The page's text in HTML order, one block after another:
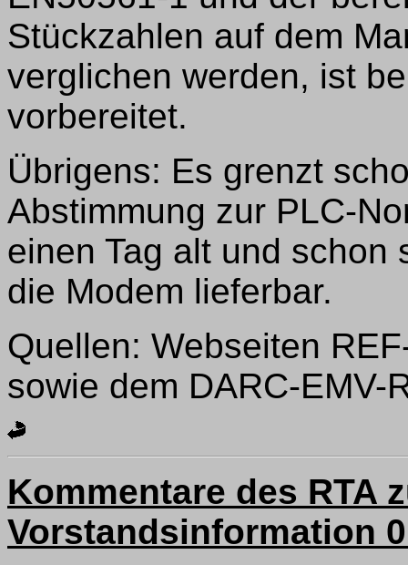
Stückzahlen auf dem
verglichen werden, ist
vorbereitet.
Übrigens: Es grenzt
Abstimmung zur PLC-
einen Tag alt und schon
die Modem lieferbar.
Quellen: Webseiten
sowie dem DARC-EMV-
Kommentare des RTA
Vorstandsinformation